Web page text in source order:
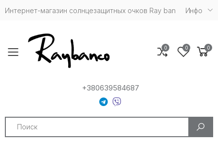
Интернет-магазин солнцезащитных очков Ray ban Инфо
Toggle mobile menu
+380639584687
Search
0 0 0